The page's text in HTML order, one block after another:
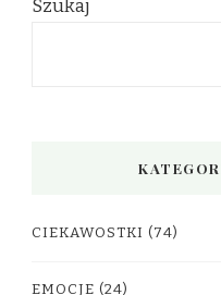
Szukaj
CIEKAWOSTKI (74)
EMOCJE (24)